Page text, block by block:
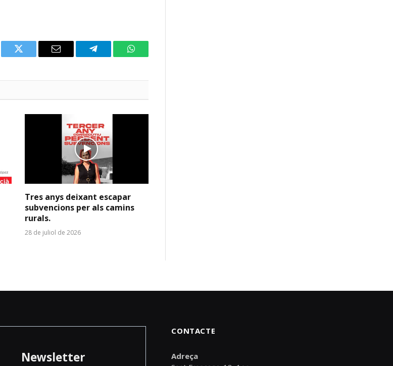
Twitter Email Telegram WhatsApp
Tres anys deixant escapar
subvencions per als camins
rurals.
28 de juliol de 2026
Newsletter
CONTACTE
Adreça